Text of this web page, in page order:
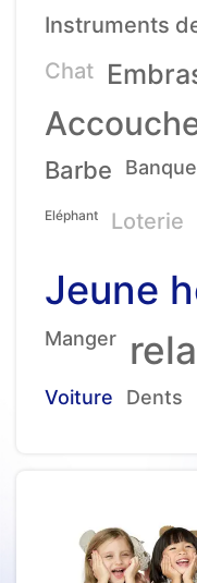
Instruments
Chat
Barbe
Banque
Eléphant Loterie
Jeune
Manger
Voiture Dents